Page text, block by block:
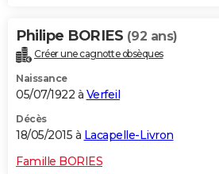
Philipe BORIES (92 ans)
Créer une cagnotte obsèques
Naissance
05/07/1922 à Verfeil
Décès
18/05/2015 à Lacapelle-Livron
Famille BORIES